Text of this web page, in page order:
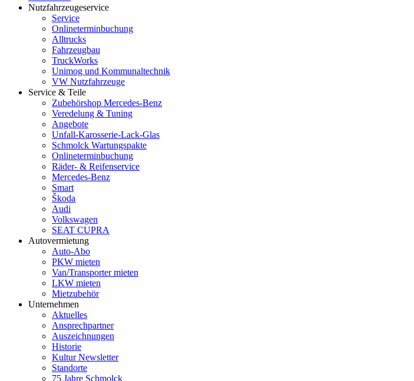
Nutzfahrzeugeservice
Service
Onlineterminbuchung
Alltrucks
Fahrzeugbau
TruckWorks
Unimog und Kommunaltechnik
VW Nutzfahrzeuge
Service & Teile
Zubehörshop Mercedes-Benz
Veredelung & Tuning
Angebote
Unfall-Karosserie-Lack-Glas
Schmolck Wartungspakte
Onlineterminbuchung
Räder- & Reifenservice
Mercedes-Benz
Smart
Škoda
Audi
Volkswagen
SEAT CUPRA
Autovermietung
Auto-Abo
PKW mieten
Van/Transporter mieten
LKW mieten
Mietzubehör
Unternehmen
Aktuelles
Ansprechpartner
Auszeichnungen
Historie
Kultur Newsletter
Standorte
75 Jahre Schmolck